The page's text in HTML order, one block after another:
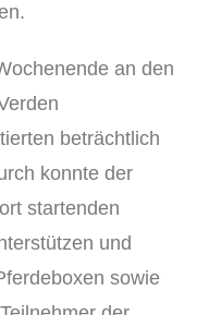
an den
beträchtlich
konnte der
startenden
und
sowie